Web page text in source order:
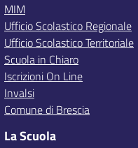
MIM
Ufficio Scolastico Regionale
Ufficio Scolastico Territoriale
Scuola in Chiaro
Iscrizioni On Line
Invalsi
Comune di Brescia
La Scuola